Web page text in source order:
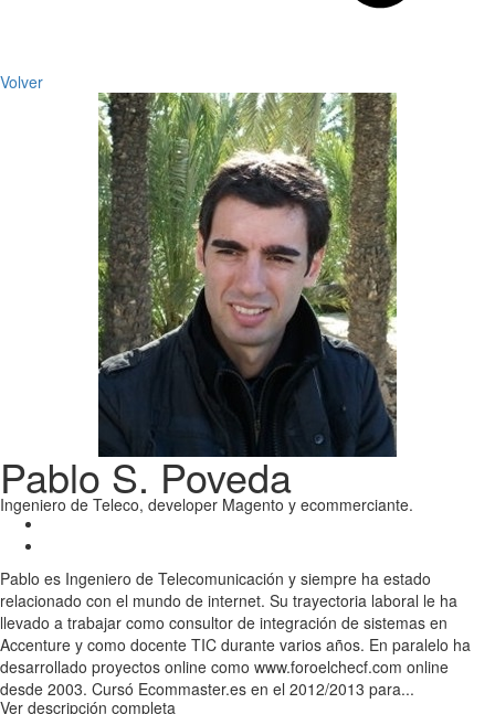
Volver
Pablo S. Poveda
Ingeniero de Teleco, developer Magento y ecommerciante.
Pablo es Ingeniero de Telecomunicación y siempre ha estado
relacionado con el mundo de internet. Su trayectoria laboral le ha
llevado a trabajar como consultor de integración de sistemas en
Accenture y como docente TIC durante varios años. En paralelo ha
desarrollado proyectos online como www.foroelchecf.com online
desde 2003. Cursó Ecommaster.es en el 2012/2013 para...
Ver descripción completa